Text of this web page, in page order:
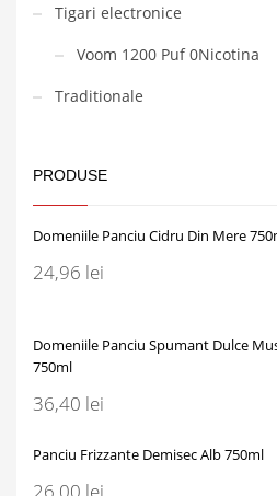
Tigari electronice
Voom 1200 Puf 0Nicotina
Traditionale
PRODUSE
Domeniile Panciu Cidru Din Mere
24,96 lei
Domeniile Panciu Spumant Dulce
750ml
36,40 lei
Panciu Frizzante Demisec Alb 750ml